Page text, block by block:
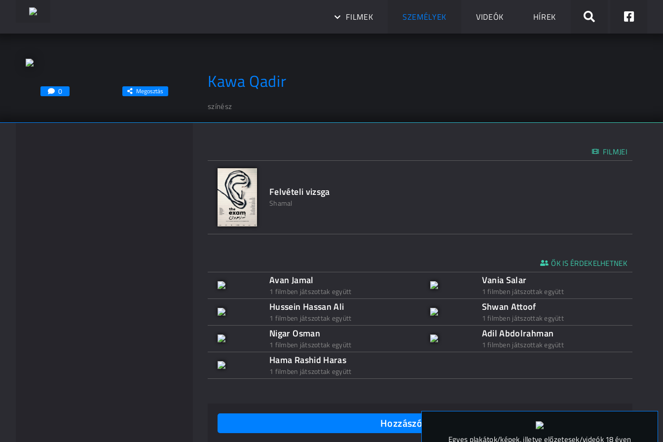
FILMEK SZEMÉLYEK VIDEÓK HÍREK
Kawa Qadir
színész
0 Megosztás
FILMJEI
Felvételi vizsga
Shamal
ŐK IS ÉRDEKELHETNEK
Avan Jamal
1 filmben játszottak együtt
Vania Salar
1 filmben játszottak együtt
Hussein Hassan Ali
1 filmben játszottak együtt
Shwan Attoof
1 filmben játszottak együtt
Nigar Osman
1 filmben játszottak együtt
Adil Abdolrahman
1 filmben játszottak együtt
Hama Rashid Haras
1 filmben játszottak együtt
Hozzászólások (
Egyes plakátok/képek, illetve előzetesek/videók 18 éven